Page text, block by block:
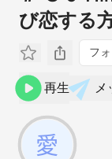
び恋する
フ
再生 メ